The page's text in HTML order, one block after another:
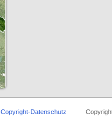
Copyright-Datenschutz Copyright